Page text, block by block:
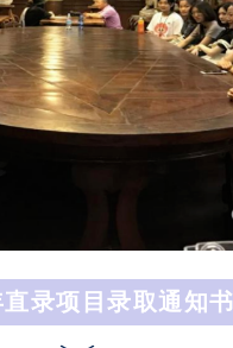
录项目录取通知书